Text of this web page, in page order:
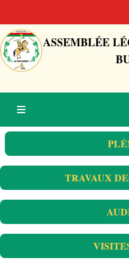
ASSEMBLÉE
TRAVAUX